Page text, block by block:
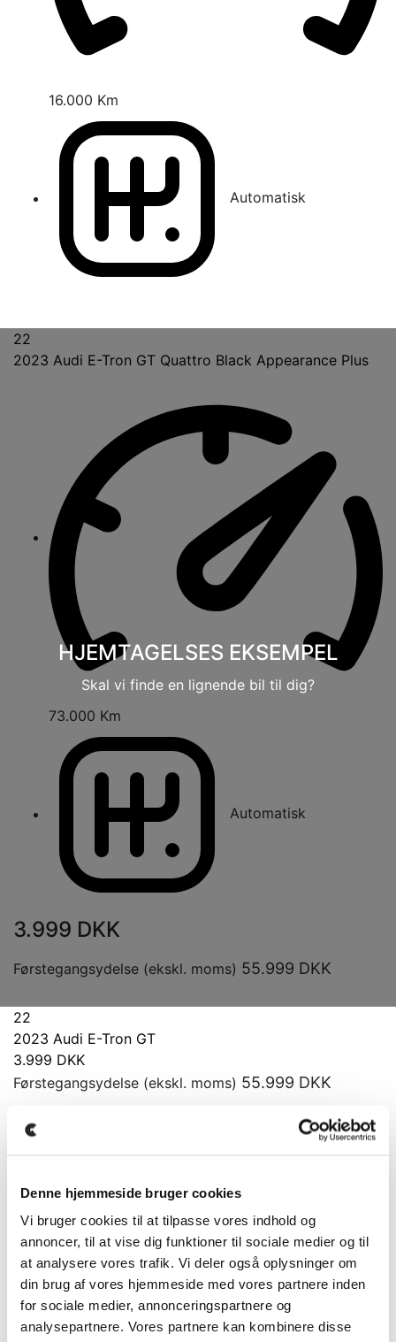
Denne hjemmeside bruger cookies
Vi bruger cookies til at tilpasse vores indhold og
annoncer, til at vise dig funktioner til sociale medier og til
at analysere vores trafik. Vi deler også oplysninger om
din brug af vores hjemmeside med vores partnere inden
for sociale medier, annonceringspartnere og
analysepartnere. Vores partnere kan kombinere disse
16.000 Km
Automatisk
22
HJEMTAGELSES EKSEMPEL
Skal vi finde en lignende bil til dig?
2023 Audi E-Tron GT Quattro Black Appearance Plus
73.000 Km
Automatisk
3.999 DKK
Førstegangsydelse (ekskl. moms) 55.999 DKK
22
2023 Audi E-Tron GT
3.999 DKK
Førstegangsydelse (ekskl. moms) 55.999 DKK